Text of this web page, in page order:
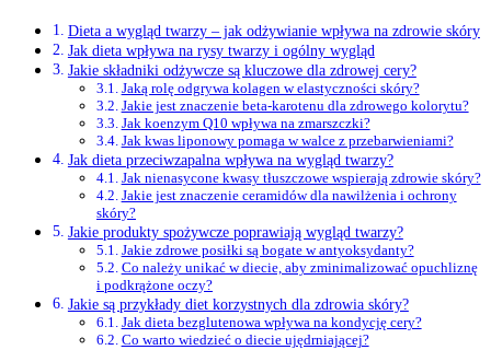
Dieta a wygląd twarzy – jak odżywianie wpływa na zdrowie skóry
Jak dieta wpływa na rysy twarzy i ogólny wygląd
Jakie składniki odżywcze są kluczowe dla zdrowej cery?
Jaką rolę odgrywa kolagen w elastyczności skóry?
Jakie jest znaczenie beta-karotenu dla zdrowego kolorytu?
Jak koenzym Q10 wpływa na zmarszczki?
Jak kwas liponowy pomaga w walce z przebarwieniami?
Jak dieta przeciwzapalna wpływa na wygląd twarzy?
Jak nienasycone kwasy tłuszczowe wspierają zdrowie skóry?
Jakie jest znaczenie ceramidów dla nawilżenia i ochrony
skóry?
Jakie produkty spożywcze poprawiają wygląd twarzy?
Jakie zdrowe posiłki są bogate w antyoksydanty?
Co należy unikać w diecie, aby zminimalizować opuchliznę
i podkrążone oczy?
Jakie są przykłady diet korzystnych dla zdrowia skóry?
Jak dieta bezglutenowa wpływa na kondycję cery?
Co warto wiedzieć o diecie ujędrniającej?